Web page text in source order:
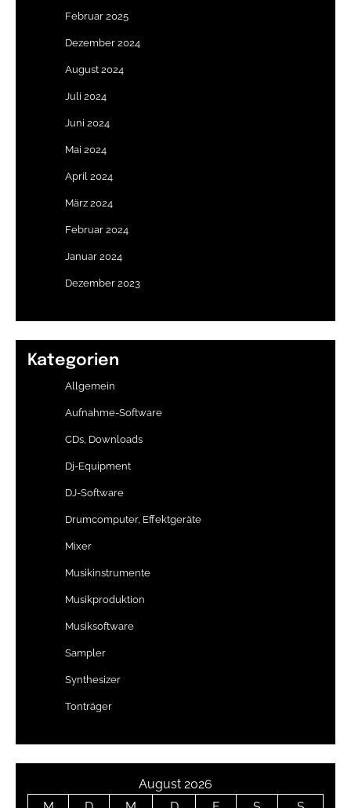
Februar 2025
Dezember 2024
August 2024
Juli 2024
Juni 2024
Mai 2024
April 2024
März 2024
Februar 2024
Januar 2024
Dezember 2023
Kategorien
Allgemein
Aufnahme-Software
CDs, Downloads
Dj-Equipment
DJ-Software
Drumcomputer, Effektgeräte
Mixer
Musikinstrumente
Musikproduktion
Musiksoftware
Sampler
Synthesizer
Tonträger
August 2026